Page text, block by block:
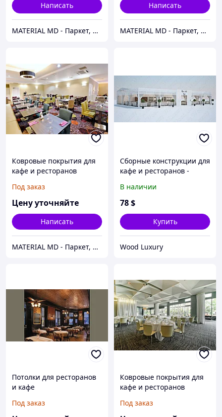
Написать
MATERIAL MD - Паркет, Напольные покрытия, Подвесные потолки, Фасады, Parchet, Parket, Linoleum
Написать
MATERIAL MD - Паркет, Напольные покрытия, Подвесные потолки, Фасады, Parchet, Parket, Linoleum
Ковровые покрытия для
кафе и ресторанов
Под заказ
Цену уточняйте
Написать
MATERIAL MD - Паркет, Напольные покрытия, Подвесные потолки, Фасады, Parchet, Parket, Linoleum
Сборные конструкции для
кафе и ресторанов -
В наличии
78$
Купить
Wood Luxury
Потолки для ресторанов
и кафе
Под заказ
Ковровые покрытия для
кафе и ресторанов
Под заказ